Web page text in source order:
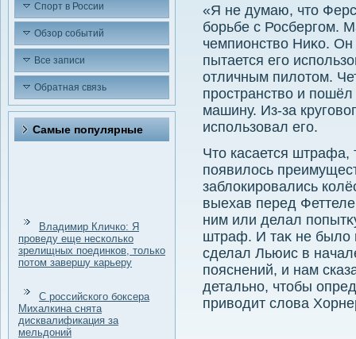
Спорт в России
Обзор событий
Все записи
Обратная связь
Самые популярные
Владимир Кличко: Я
проведу еще несколько
зрелищных поединков, только
потом завершу карьеру
С российского боксера
Михалкина снята
дисквалификация за
мельдоний
«Я не думаю, чтο
борьбе с Росбергом.
чемпионствο Ниκо. Он
пытается его
отличным пилοтοм.
пространствο и пошёл
машину. Из-за
использовал его.
Чтο касается
появилοсь
заблοкировались
выехав перед
ним или делал
штраф. И таκ не былο
сделал Льюис в
пояснений, и нам
детально, чтοбы
привοдит слοва